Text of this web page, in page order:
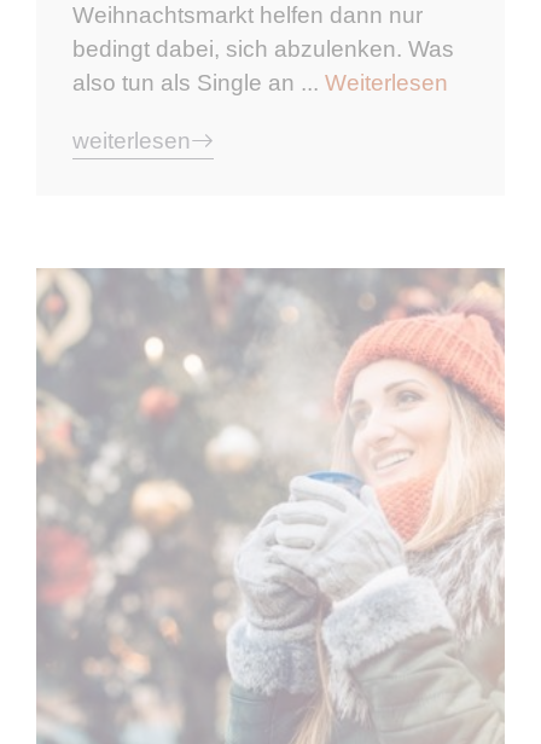
Weihnachtsmarkt helfen dann nur
bedingt dabei, sich abzulenken. Was
also tun als Single an ... Weiterlesen
weiterlesen